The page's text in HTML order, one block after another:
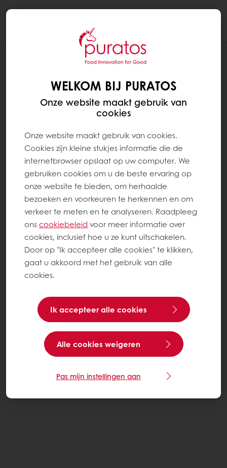
FIJNE SUIKERWELKOM BIJ PURATOS
Onze website maakt gebruik van
cookies
Onze website maakt gebruik van cookies.
Cookies zijn kleine stukjes informatie die de
internetbrowser opslaat op uw computer. We
gebruiken cookies om u de beste ervaring op
onze website te bieden, om herhaalde
bezoeken en voorkeuren te herkennen en om
verkeer te meten en te analyseren. Raadpleeg
onscookiebeleid voor meer informatie over
cookies, inclusief hoe u ze kunt uitschakelen.
Door op "Ik accepteer alle cookies" te klikken,
gaat u akkoord met het gebruik van alle
cookies.
Ik accepteer alle cookies
Alle cookies weigeren
Pas mijn instellingen aan